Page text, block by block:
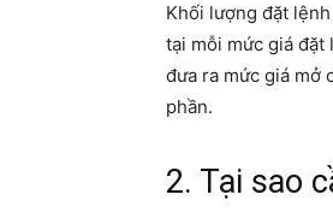
Khối lượng đặt
tại mỗi mức giá đặt
đưa ra mức giá mở
phần.
2. Tại sao